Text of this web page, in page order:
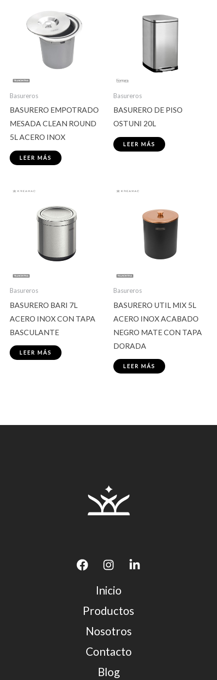
Basureros
BASURERO EMPOTRADO
MESADA CLEAN ROUND
5L ACERO INOX
LEER MÁS
Basureros
BASURERO DE PISO
OSTUNI 20L
LEER MÁS
Basureros
BASURERO BARI 7L
ACERO INOX CON TAPA
BASCULANTE
LEER MÁS
Basureros
BASURERO UTIL MIX 5L
ACERO INOX ACABADO
NEGRO MATE CON TAPA
DORADA
LEER MÁS
Inicio
Productos
Nosotros
Contacto
Blog